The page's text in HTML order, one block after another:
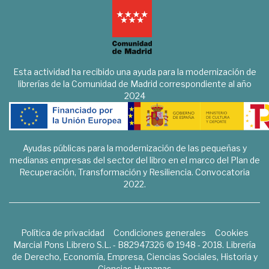
Esta actividad ha recibido una ayuda para la modernización de
librerías de la Comunidad de Madrid correspondiente al año
2024
Ayudas públicas para la modernización de las pequeñas y
medianas empresas del sector del libro en el marco del Plan de
Recuperación, Transformación y Resiliencia. Convocatoria
2022.
Política de privacidad Condiciones generales
Cookies
Marcial Pons Librero S.L. - B82947326 © 1948 - 2018. Librería
de Derecho, Economía, Empresa, Ciencias Sociales, Historia y